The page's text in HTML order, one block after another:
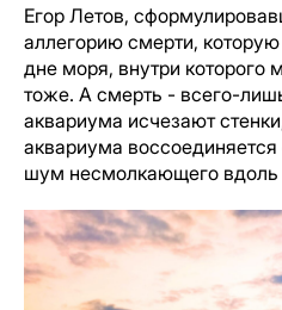
Егор Летов,
аллегорию смерти,
дне моря, внутри которого
тоже. А смерть - всего-
аквариума исчезают
аквариума
шум несмолкающего вдоль